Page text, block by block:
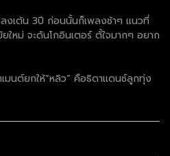
ลงเต้น 3ปี ก่อนนั้นก็เพลงช้าๆ แนวที่
หม่ จะดันโกอินเตอร์ ตั้ใจมากๆ อยาก
มนต์ยกให้”หลิว” คือธิดาแดนซ์ลูกทุ่ง